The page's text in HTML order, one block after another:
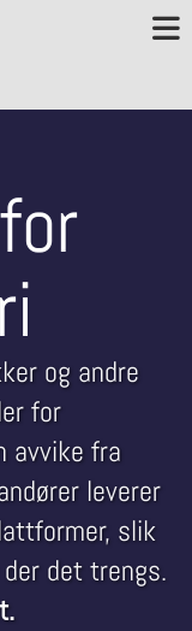
og andre
for
avvike fra
leverer
slik
det trengs.